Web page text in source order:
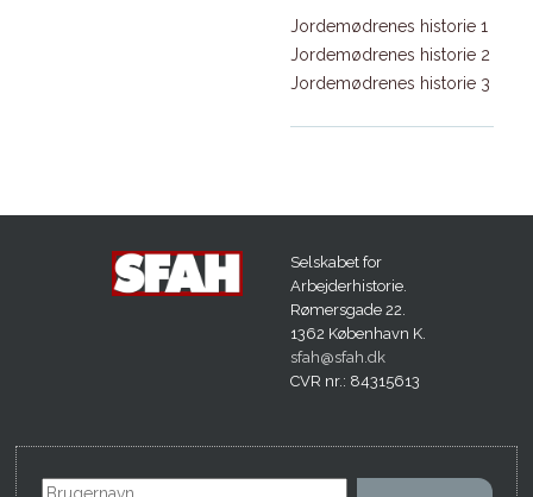
Jordemødrenes historie1
Jordemødrenes historie2
Jordemødrenes historie3
Selskabet for
Arbejderhistorie.
Rømersgade 22.
1362 København K.
sfah@sfah.dk
CVR nr.: 84315613